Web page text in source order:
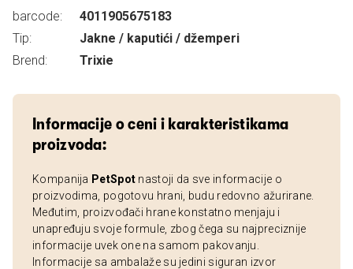
barcode:
4011905675183
Tip:
Jakne / kaputići / džemperi
Brend:
Trixie
Informacije o ceni i karakteristikama
proizvoda:
Kompanija PetSpot nastoji da sve informacije o
proizvodima, pogotovu hrani, budu redovno ažurirane.
Međutim, proizvođači hrane konstatno menjaju i
unapređuju svoje formule, zbog čega su najpreciznije
informacije uvek one na samom pakovanju.
Informacije sa ambalaže su jedini siguran izvor